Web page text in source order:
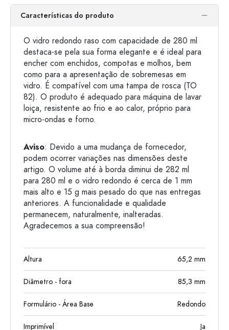
Características do produto
O vidro redondo raso com capacidade de 280 ml
destaca-se pela sua forma elegante e é ideal para
encher com enchidos, compotas e molhos, bem
como para a apresentação de sobremesas em
vidro. É compatível com uma tampa de rosca (TO
82). O produto é adequado para máquina de lavar
loiça, resistente ao frio e ao calor, próprio para
micro-ondas e forno.
Aviso: Devido a uma mudança de fornecedor,
podem ocorrer variações nas dimensões deste
artigo. O volume até à borda diminui de 282 ml
para 280 ml e o vidro redondo é cerca de 1 mm
mais alto e 15 g mais pesado do que nas entregas
anteriores. A funcionalidade e qualidade
permanecem, naturalmente, inalteradas.
Agradecemos a sua compreensão!
Altura 65,2 mm
Diâmetro - fora 85,3 mm
Formulário - Área Base Redondo
Imprimível Ja